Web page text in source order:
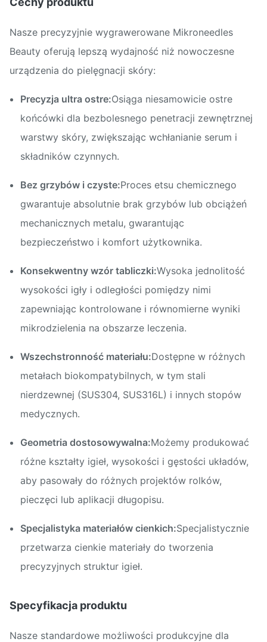
Nasze precyzyjnie wygrawerowane Mikroneedles
Beauty oferują lepszą wydajność niż nowoczesne
urządzenia do pielęgnacji skóry:
Precyzja ultra ostre:Osiąga niesamowicie ostre
końcówki dla bezbolesnego penetracji zewnętrznej
warstwy skóry, zwiększając wchłanianie serum i
składników czynnych.
Bez grzybów i czyste:Proces etsu chemicznego
gwarantuje absolutnie brak grzybów lub obciążeń
mechanicznych metalu, gwarantując
bezpieczeństwo i komfort użytkownika.
Konsekwentny wzór tabliczki:Wysoka jednolitość
wysokości igły i odległości pomiędzy nimi
zapewniając kontrolowane i równomierne wyniki
mikrodzielenia na obszarze leczenia.
Wszechstronność materiału:Dostępne w różnych
metałach biokompatybilnych, w tym stali
nierdzewnej (SUS304, SUS316L) i innych stopów
medycznych.
Geometria dostosowywalna:Możemy produkować
różne kształty igieł, wysokości i gęstości układów,
aby pasowały do różnych projektów rolków,
pieczęci lub aplikacji długopisu.
Specjalistyka materiałów cienkich:Specjalistycznie
przetwarza cienkie materiały do tworzenia
precyzyjnych struktur igieł.
Specyfikacja produktu
Nasze standardowe możliwości produkcyjne dla